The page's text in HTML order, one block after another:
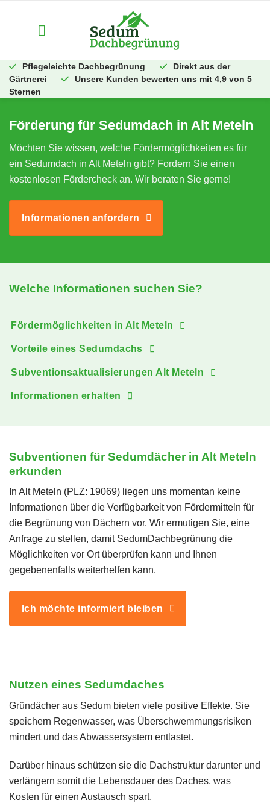
Pflegeleichte Dachbegrünung
Direkt aus der
Gärtnerei
Unsere Kunden bewerten uns mit 4,9 von 5
Sternen
Förderung für Sedumdach in Alt Meteln
Möchten Sie wissen, welche Fördermöglichkeiten es für
ein Sedumdach in Alt Meteln gibt? Fordern Sie einen
kostenlosen Fördercheck an. Wir beraten Sie gerne!
Informationen anfordern
Welche Informationen suchen Sie?
Fördermöglichkeiten in Alt Meteln
Vorteile eines Sedumdachs
Subventionsaktualisierungen Alt Meteln
Informationen erhalten
Subventionen für Sedumdächer in Alt Meteln
erkunden
In Alt Meteln (PLZ: 19069) liegen uns momentan keine
Informationen über die Verfügbarkeit von Fördermitteln für
die Begrünung von Dächern vor. Wir ermutigen Sie, eine
Anfrage zu stellen, damit SedumDachbegrünung die
Möglichkeiten vor Ort überprüfen kann und Ihnen
gegebenenfalls weiterhelfen kann.
Ich möchte informiert bleiben
Nutzen eines Sedumdaches
Gründächer aus Sedum bieten viele positive Effekte. Sie
speichern Regenwasser, was Überschwemmungsrisiken
mindert und das Abwassersystem entlastet.
Darüber hinaus schützen sie die Dachstruktur darunter und
verlängern somit die Lebensdauer des Daches, was
Kosten für einen Austausch spart.